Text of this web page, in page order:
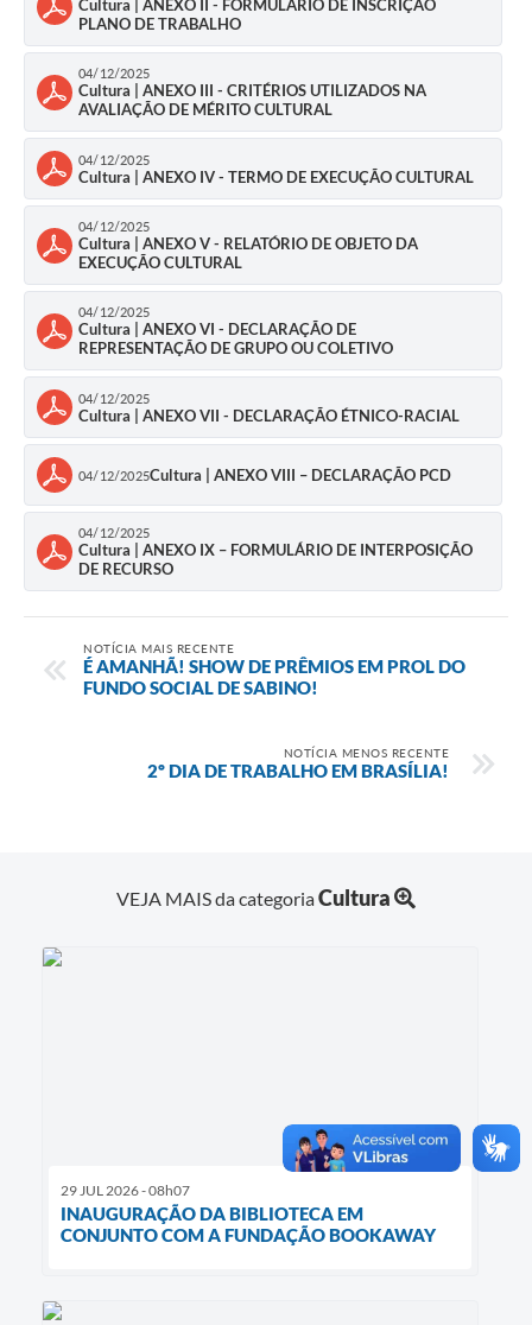
Cultura | ANEXO II - FORMULÁRIO DE INSCRIÇÃO
PLANO DE TRABALHO
04/12/2025
Cultura | ANEXO III - CRITÉRIOS UTILIZADOS NA
AVALIAÇÃO DE MÉRITO CULTURAL
04/12/2025
Cultura | ANEXO IV - TERMO DE EXECUÇÃO CULTURAL
04/12/2025
Cultura | ANEXO V - RELATÓRIO DE OBJETO DA
EXECUÇÃO CULTURAL
04/12/2025
Cultura | ANEXO VI - DECLARAÇÃO DE
REPRESENTAÇÃO DE GRUPO OU COLETIVO
04/12/2025
Cultura | ANEXO VII - DECLARAÇÃO ÉTNICO-RACIAL
04/12/2025Cultura | ANEXO VIII – DECLARAÇÃO PCD
04/12/2025
Cultura | ANEXO IX – FORMULÁRIO DE INTERPOSIÇÃO
DE RECURSO
NOTÍCIA MAIS RECENTE
É AMANHÃ! SHOW DE PRÊMIOS EM PROL DO
FUNDO SOCIAL DE SABINO!
NOTÍCIA MENOS RECENTE
2º DIA DE TRABALHO EM BRASÍLIA!
VEJA MAIS da categoriaCultura
29 JUL 2026 - 08h07
INAUGURAÇÃO DA BIBLIOTECA EM
CONJUNTO COM A FUNDAÇÃO BOOKAWAY